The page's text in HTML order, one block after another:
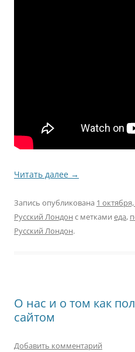
Читать далее →
Запись опубликована 1
Русский Лондон с метками еда,
Русский Лондон.
О нас и о том как
сайтом
Добавить комментарий